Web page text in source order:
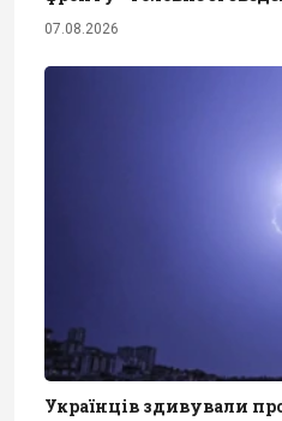
07.08.2026
Українців здивували